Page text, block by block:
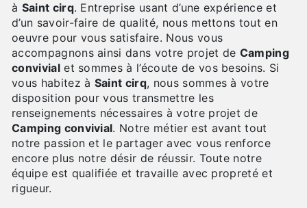
à Saint cirq. Entreprise usant d’une expérience et
d’un savoir-faire de qualité, nous mettons tout en
oeuvre pour vous satisfaire. Nous vous
accompagnons ainsi dans votre projet de Camping
convivialet sommes à l’écoute de vos besoins. Si
vous habitez à Saint cirq, nous sommes à votre
disposition pour vous transmettre les
renseignements nécessaires à votre projet de
Camping convivial. Notre métier est avant tout
notre passion et le partager avec vous renforce
encore plus notre désir de réussir. Toute notre
équipe est qualifiée et travaille avec propreté et
rigueur.